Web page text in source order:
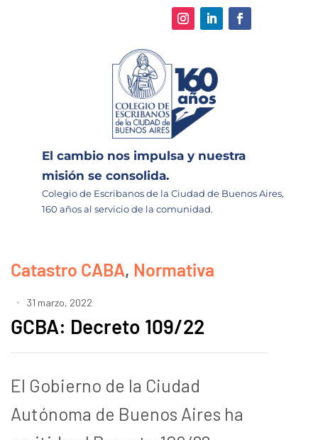
El cambio nos impulsa y nuestra
misión se consolida.
Colegio de Escribanos de la Ciudad de Buenos Aires,
160 años al servicio de la comunidad.
Catastro CABA, Normativa
31 marzo, 2022
GCBA: Decreto 109/22
El Gobierno de la Ciudad
Autónoma de Buenos Aires ha